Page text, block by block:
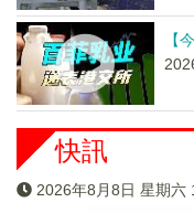
【
快訊
2026年8月8日 星期六